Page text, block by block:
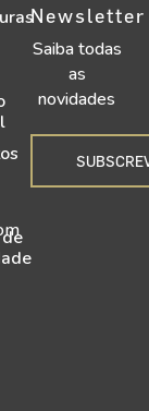
Newsletter
Saiba todas
as
novidades